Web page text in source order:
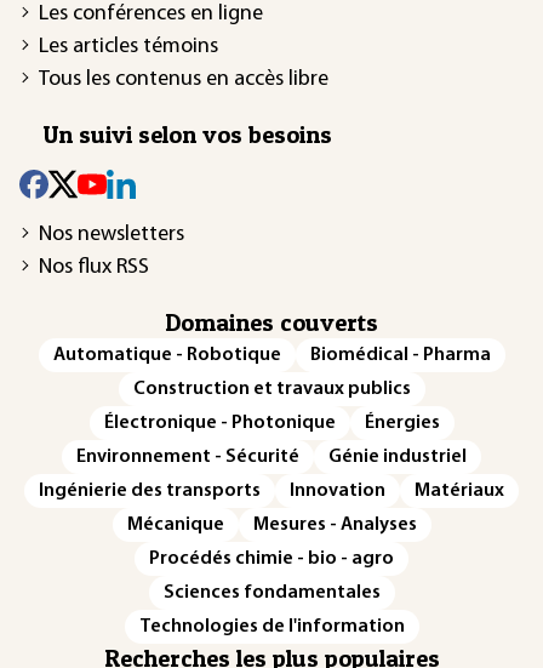
Les conférences en ligne
Les articles témoins
Tous les contenus en accès libre
Un suivi selon vos besoins
Nos newsletters
Nos flux RSS
Domaines couverts
Automatique - Robotique
Biomédical - Pharma
Construction et travaux publics
Électronique - Photonique
Énergies
Environnement - Sécurité
Génie industriel
Ingénierie des transports
Innovation
Matériaux
Mécanique
Mesures - Analyses
Procédés chimie - bio - agro
Sciences fondamentales
Technologies de l'information
Recherches les plus populaires